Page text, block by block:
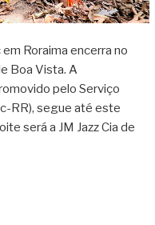
Roraima encerra no
Boa Vista. A
pelo Serviço
RR), segue até este
será a JM Jazz Cia de